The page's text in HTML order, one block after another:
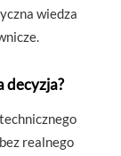
wiedza
decyzja?
realnego